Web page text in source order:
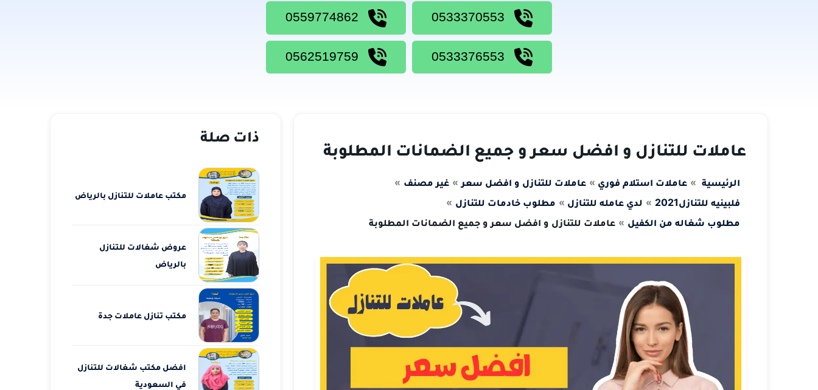
عاملات للتنازل و افضل سعر و جميع الضمانات المطلوبة
الرئيسية عاملات استلام فوري عاملات للتنازل و افضل سعر
غير مصنف
فلبينيه للتنازل2021
لدي عامله للتنازل
مطلوب خادمات للتنازل
مطلوب شغاله من الكفيل
عاملات للتنازل و افضل سعر و جميع الضمانات المطلوبة
ذات صلة
مكتب عاملات للتنازل بالرياض
عروض شغالات للتنازل
بالرياض
مكتب تنازل عاملات جدة
افضل مكتب شغالات للتنازل
في السعودية